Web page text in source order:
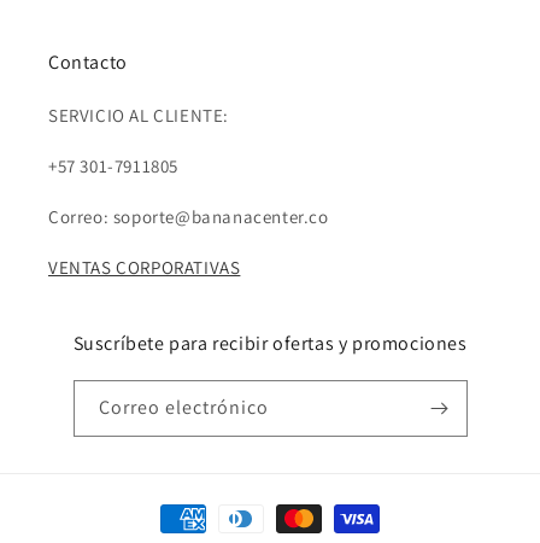
Contacto
SERVICIO AL CLIENTE:
+57 301-7911805
Correo: soporte@bananacenter.co
VENTAS CORPORATIVAS
Suscríbete para recibir ofertas y promociones
Correo electrónico
Formas